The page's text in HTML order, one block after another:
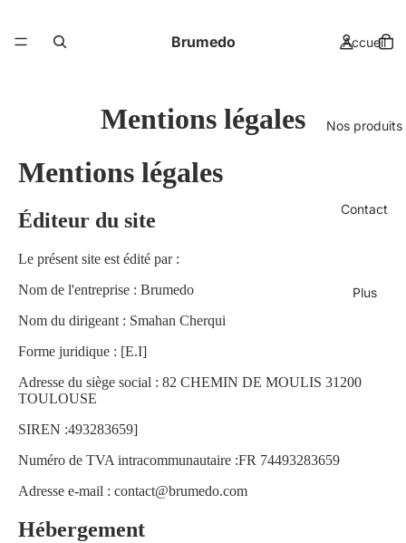
Brumedo Accueil
Nos produits
Contact
Plus
Mentions légales
Mentions légales
Éditeur du site
Le présent site est édité par :
Nom de l'entreprise : Brumedo
Nom du dirigeant : Smahan Cherqui
Forme juridique : [E.I]
Adresse du siège social : 82 CHEMIN DE MOULIS 31200
TOULOUSE
SIREN :493283659]
Numéro de TVA intracommunautaire :FR 74493283659
Adresse e-mail : contact@brumedo.com
Hébergement